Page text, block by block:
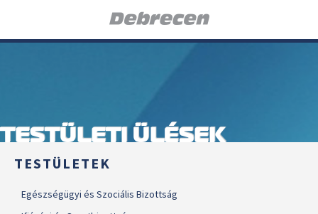
TESTÜLETI ÜLÉSEK
TESTÜLETEK
Egészségügyi és Szociális Bizottság